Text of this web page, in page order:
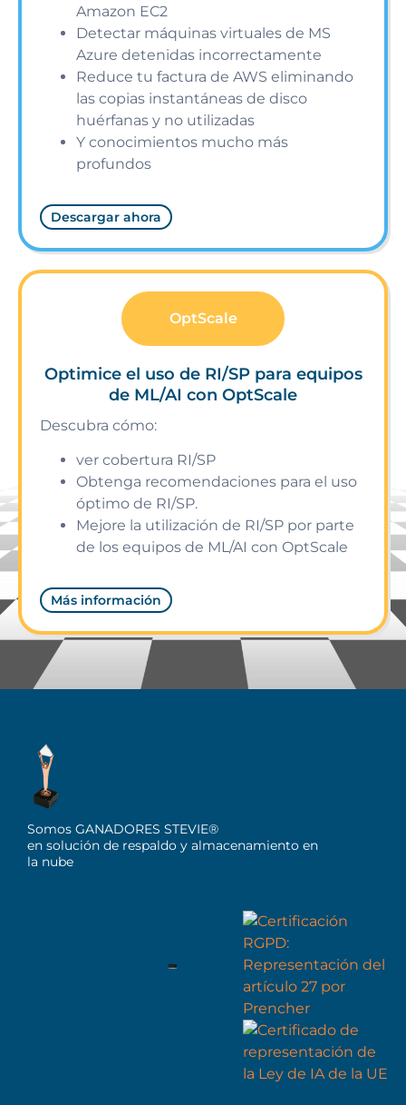
Amazon EC2
Detectar máquinas virtuales de MS
Azure detenidas incorrectamente
Reduce tu factura de AWS eliminando
las copias instantáneas de disco
huérfanas y no utilizadas
Y conocimientos mucho más
profundos
Descargar ahora
OptScale
Optimice el uso de RI/SP para equipos
de ML/AI con OptScale
Descubra cómo:
ver cobertura RI/SP
Obtenga recomendaciones para el uso
óptimo de RI/SP.
Mejore la utilización de RI/SP por parte
de los equipos de ML/AI con OptScale
Más información
Somos GANADORES STEVIE®
en solución de respaldo y almacenamiento en
la nube